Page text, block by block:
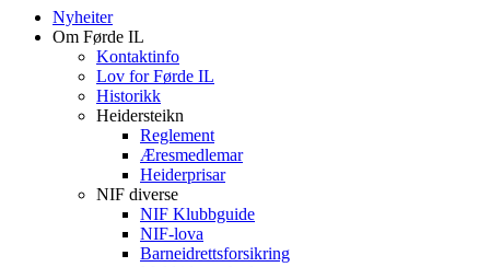
Nyheiter
Om Førde IL
Kontaktinfo
Lov for Førde IL
Historikk
Heidersteikn
Reglement
Æresmedlemar
Heiderprisar
NIF diverse
NIF Klubbguide
NIF-lova
Barneidrettsforsikring